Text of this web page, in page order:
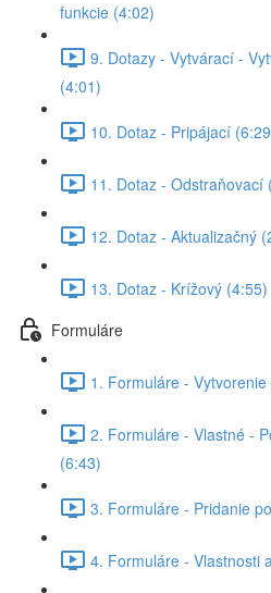
funkcie (4:02)
9. Dotazy - Vytvárací -
(4:01)
10. Dotaz - Pripájací
11. Dotaz - Odstraňovací
12. Dotaz - Aktualizačný
13. Dotaz - Krížový (4:55)
Formuláre
1. Formuláre -
2. Formuláre - Vlastné -
(6:43)
3. Formuláre - Pridanie
4. Formuláre - Vlastnosti